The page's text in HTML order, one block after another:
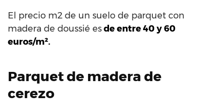
El precio m2 de un suelo de parquet con
madera de doussié esde entre 40 y 60
euros/m².
Parquet de madera de
cerezo